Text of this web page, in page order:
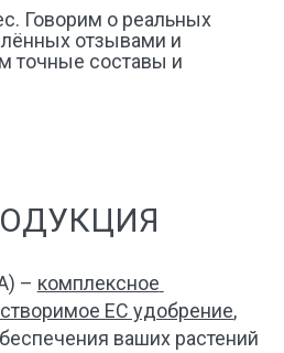
Говорим о реальных
отзывами и
точные составы и
– комплексное
EC удобрение,
ваших растений